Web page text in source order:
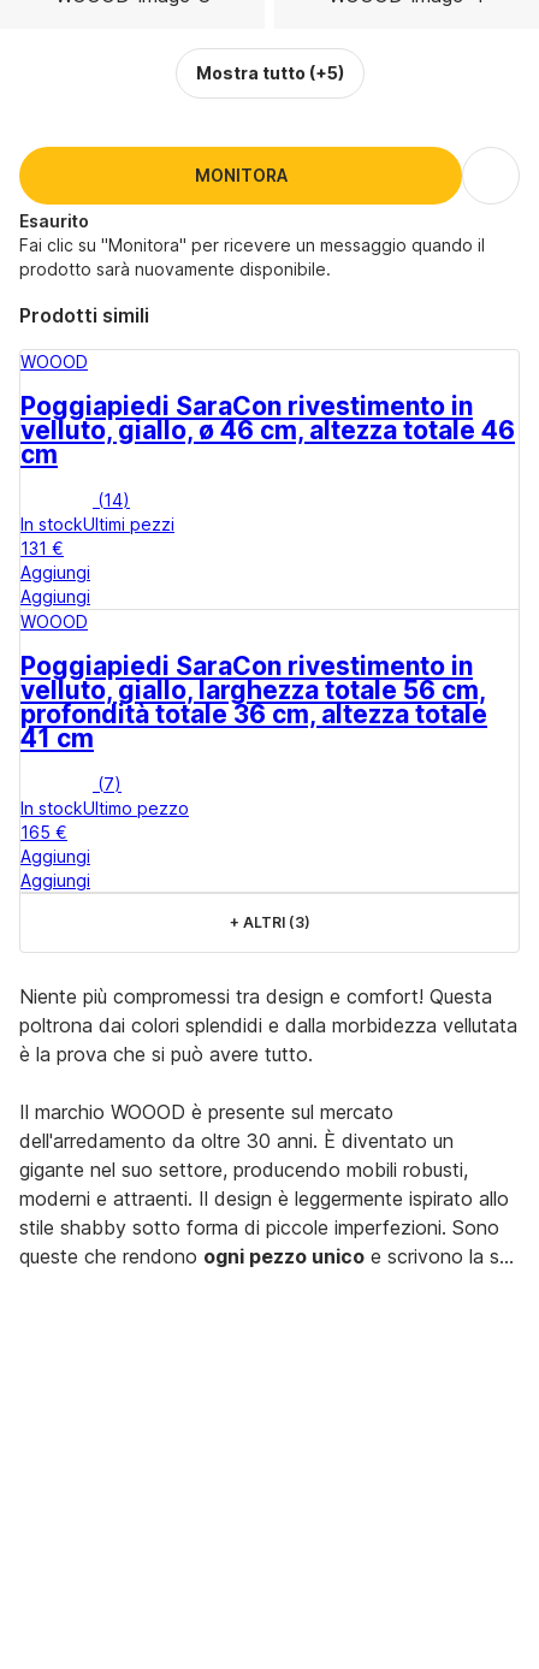
Mostra tutto (+5)
MONITORA
Esaurito
Fai clic su "Monitora" per ricevere un messaggio quando il
prodotto sarà nuovamente disponibile.
Prodotti simili
WOOOD
Poggiapiedi SaraCon rivestimento in
velluto, giallo, ø 46 cm, altezza totale 46
cm
(14)
In stockUltimi pezzi
131 €
Aggiungi
Aggiungi
WOOOD
Poggiapiedi SaraCon rivestimento in
velluto, giallo, larghezza totale 56 cm,
profondità totale 36 cm, altezza totale
41 cm
(7)
In stockUltimo pezzo
165 €
Aggiungi
Aggiungi
+ ALTRI (3)
Niente più compromessi tra design e comfort! Questa
poltrona dai colori splendidi e dalla morbidezza vellutata
è la prova che si può avere tutto.
Il marchio WOOOD è presente sul mercato
dell'arredamento da oltre 30 anni. È diventato un
gigante nel suo settore, producendo mobili robusti,
moderni e attraenti. Il design è leggermente ispirato allo
stile shabby sotto forma di piccole imperfezioni. Sono
queste che rendono ogni pezzo unico e scrivono la sua